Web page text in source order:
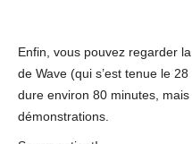
Enfin, vous pouvez regarder
de Wave (qui s’est tenue le
dure environ 80 minutes,
démonstrations.